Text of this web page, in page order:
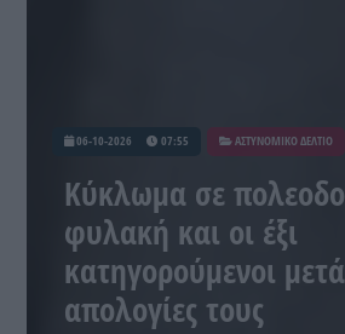
06-10-2026 07:55 ΑΣΤΥΝΟΜΙΚΟ ΔΕΛΤΙΟ
Κύκλωμα σε
φυλακή και οι έξι
κατηγορούμενοι
απολογίες τους